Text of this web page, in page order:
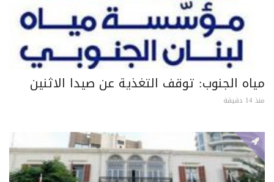
مياه الجنوب: توقف التغذية عن صيدا الاثنين
منذ 14 دقيقة